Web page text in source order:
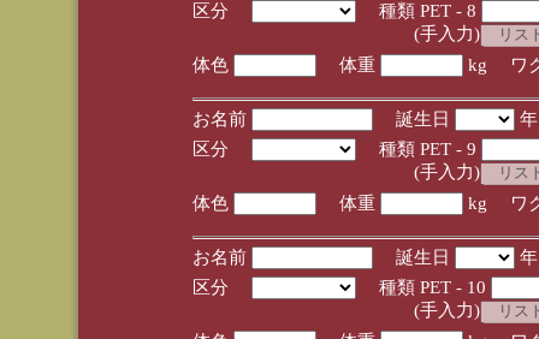
区分
種類 PET - 8
(手入力)
体色
体重 kg ワ
お名前 誕生日
区分
種類 PET - 9
(手入力)
体色
体重 kg ワ
お名前 誕生日
区分
種類 PET - 10
(手入力)